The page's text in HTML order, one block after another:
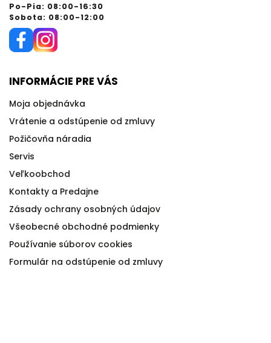
Po-Pia: 08:00-16:30
Sobota: 08:00-12:00
INFORMÁCIE PRE VÁS
Moja objednávka
Vrátenie a odstúpenie od zmluvy
Požičovňa náradia
Servis
Veľkoobchod
Kontakty a Predajne
Zásady ochrany osobných údajov
Všeobecné obchodné podmienky
Používanie súborov cookies
Formulár na odstúpenie od zmluvy